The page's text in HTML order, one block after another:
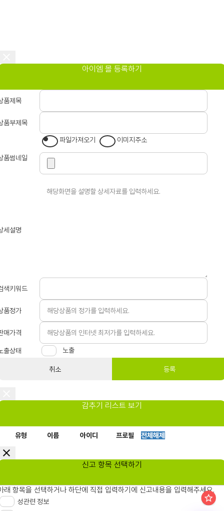
아이엠 몰 등록하기
품제목
품부제목
품썸네일
파일가져오기 이미지주소
세설명
색키워드
품정가
매가격
출상태 노출
취소 등록
감추기 리스트 보기
유형 이름 아이디 프로필 전체해제
신고 항목 선택하기
래 항목을 선택하거나 하단에 직접 입력하기에 신고내용을 입력해주세요.
성관련 정보